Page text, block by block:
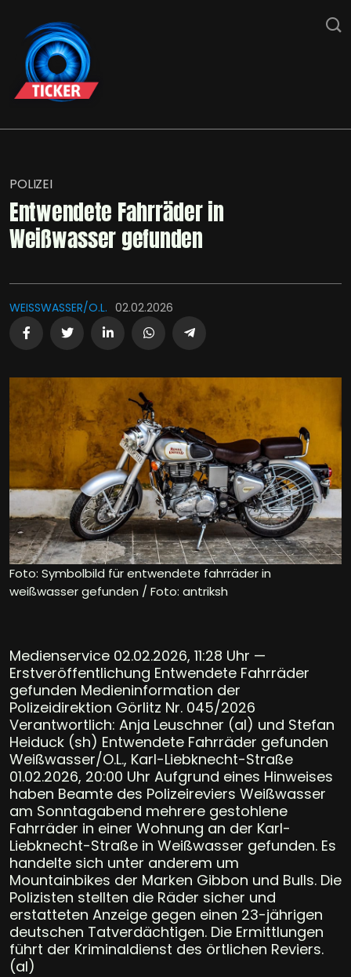
POLIZEI
Entwendete Fahrräder in
Weißwasser gefunden
WEISSWASSER/O.L. 02.02.2026
Foto: Symbolbild für entwendete fahrräder in
weißwasser gefunden / Foto: antriksh
Medienservice 02.02.2026, 11:28 Uhr —
Erstveröffentlichung Entwendete Fahrräder
gefunden Medieninformation der
Polizeidirektion Görlitz Nr. 045/2026
Verantwortlich: Anja Leuschner (al) und Stefan
Heiduck (sh) Entwendete Fahrräder gefunden
Weißwasser/O.L., Karl-Liebknecht-Straße
01.02.2026, 20:00 Uhr Aufgrund eines Hinweises
haben Beamte des Polizeireviers Weißwasser
am Sonntagabend mehrere gestohlene
Fahrräder in einer Wohnung an der Karl-
Liebknecht-Straße in Weißwasser gefunden. Es
handelte sich unter anderem um
Mountainbikes der Marken Gibbon und Bulls. Die
Polizisten stellten die Räder sicher und
erstatteten Anzeige gegen einen 23-jährigen
deutschen Tatverdächtigen. Die Ermittlungen
führt der Kriminaldienst des örtlichen Reviers.
(al)